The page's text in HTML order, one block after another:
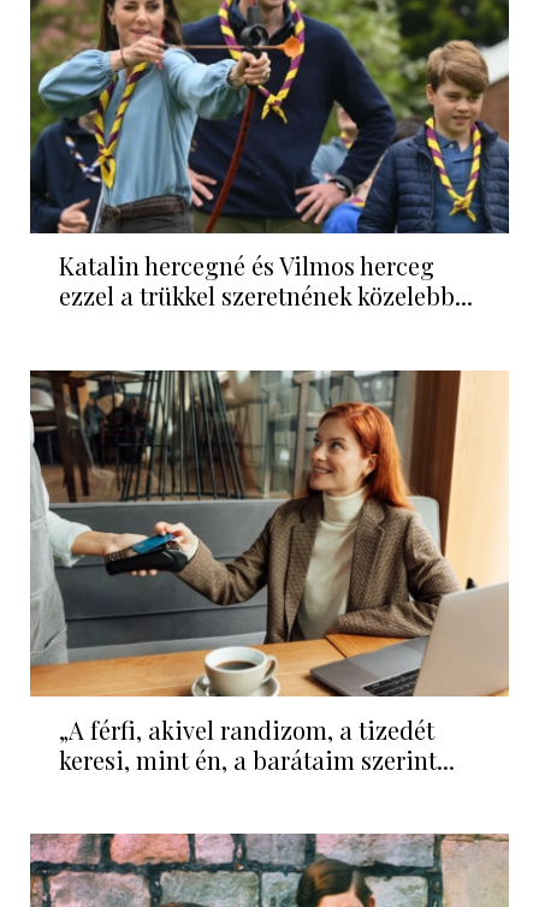
Katalin hercegné és Vilmos herceg
ezzel a trükkel szeretnének közelebb...
„A férfi, akivel randizom, a tizedét
keresi, mint én, a barátaim szerint...